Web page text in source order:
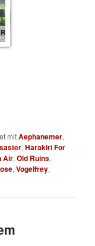
mitAephanemer,
,Harakiri For
Air,Old Ruins,
,Vogelfrey,